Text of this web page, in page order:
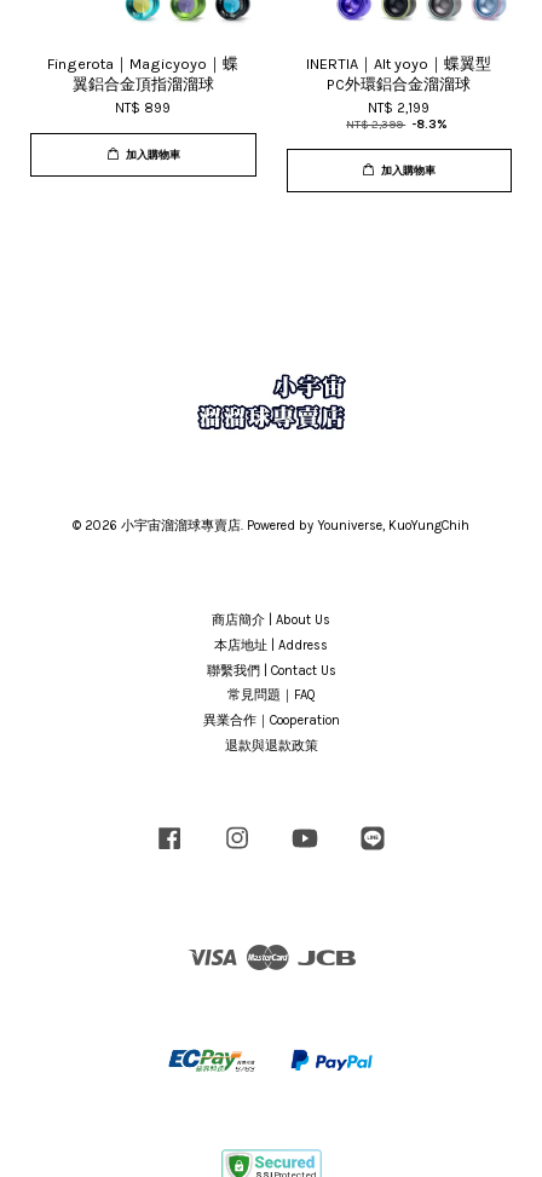
Fingerota｜Magicyoyo｜蝶
翼鋁合金頂指溜溜球
NT$ 899
加入購物車
INERTIA｜Alt yoyo｜蝶翼型
PC外環鋁合金溜溜球
NT$ 2,199
NT$ 2,399 -8.3%
加入購物車
© 2026 小宇宙溜溜球專賣店. Powered by Youniverse, KuoYungChih
商店簡介 | About Us
本店地址 | Address
聯繫我們 | Contact Us
常見問題｜FAQ
異業合作｜Cooperation
退款與退款政策
Facebook Instagram YouTube
Visa Master